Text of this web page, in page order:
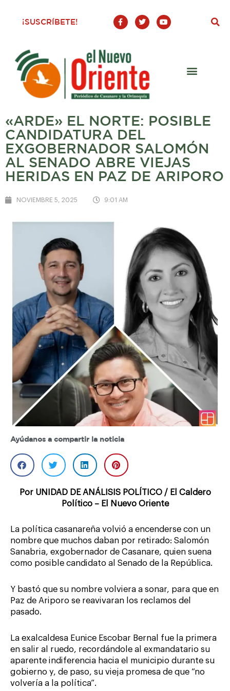
¡SUSCRÍBETE!
F
a
c
o
o
-
T
w
i
Y
o
u
«ARDE» EL NORTE: POSIBLE
CANDIDATURA DEL
EXGOBERNADOR SALOMÓN
AL SENADO ABRE VIEJAS
HERIDAS EN PAZ DE ARIPORO
NOVIEMBRE 5, 2025 9:01 AM
Ayúdanos a compartir la noticia
Por UNIDAD DE ANÁLISIS POLÍTICO / El Caldero
Político – El Nuevo Oriente
La política casanareña volvió a encenderse con un
nombre que muchos daban por retirado: Salomón
Sanabria, exgobernador de Casanare, quien suena
como posible candidato al Senado de la República.
Y bastó que su nombre volviera a sonar, para que en
Paz de Ariporo se reavivaran los reclamos del
pasado.
La exalcaldesa Eunice Escobar Bernal fue la primera
en salir al ruedo, recordándole al exmandatario su
aparente indiferencia hacia el municipio durante su
gobierno y, de paso, su vieja promesa de que “no
volvería a la política”.